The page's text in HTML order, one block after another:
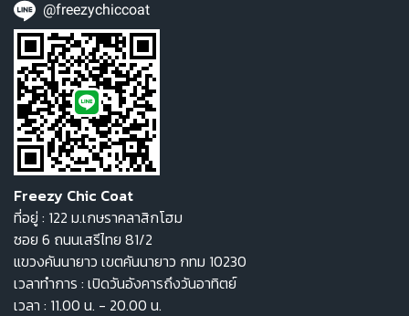
@freezychiccoat
Freezy Chic Coat
ที่อยู่ : 122 ม.เกษราคลาสิกโฮม
ซอย 6 ถนนเสรีไทย 81/2
แขวงคันนายาว เขตคันนายาว กทม 10230
เวลาทำการ : เปิดวันอังคารถึงวันอาทิตย์
เวลา : 11.00 น. - 20.00 น.